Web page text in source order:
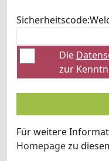
Sicherheitscode:
Die
zur
Für weitere
Homepagezu